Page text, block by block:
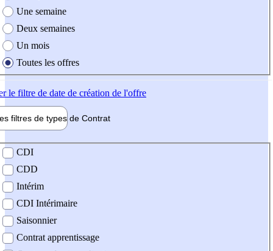
Une semaine
Deux semaines
Un mois
Toutes les offres
le filtre de date de création de l'offre
filtres de types de Contrat
contrat
CDI
CDD
Intérim
CDI Intérimaire
Saisonnier
Contrat apprentissage